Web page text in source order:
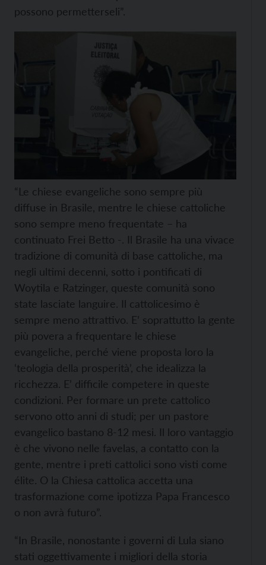
possono permetterseli”.
“Le chiese evangeliche sono sempre più
diffuse in Brasile, mentre le chiese cattoliche
sono sempre meno frequentate – ha
continuato Frei Betto -. Il Brasile ha una vivace
tradizione di comunità di base cattoliche, ma
negli ultimi decenni, sotto i pontificati di
Woytila e Ratzinger, queste comunità sono
state lasciate languire. Il cattolicesimo è
sempre meno attrattivo. E’ soprattutto la gente
più povera a frequentare le chiese
evangeliche, perché viene proposta loro la
‘teologia della prosperità’, che idealizza la
ricchezza. E’ difficile competere in queste
condizioni. Per formare un prete cattolico
servono otto anni di studi; per un pastore
evangelico bastano 8-12 mesi. Il loro vantaggio
è che vivono nelle favelas, a contatto con la
gente, mentre i preti cattolici sono visti come
élite. O la Chiesa cattolica accetta una
trasformazione come ipotizza Papa Francesco
o non avrà futuro”.
“In Brasile, nonostante i governi di Lula siano
stati oggettivamente i migliori della storia